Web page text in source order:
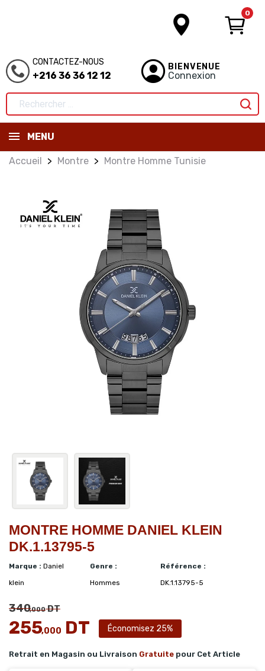
0
CONTACTEZ-NOUS
+216 36 36 12 12
BIENVENUE
Connexion
MENU
Accueil Montre Montre Homme Tunisie
MONTRE HOMME DANIEL KLEIN
DK.1.13795-5
Marque : Daniel
klein
Genre :
Hommes
Référence :
DK.1.13795-5
340,000DT
255,000 DT Économisez 25%
Retrait en Magasin ou Livraison Gratuite pour Cet Article